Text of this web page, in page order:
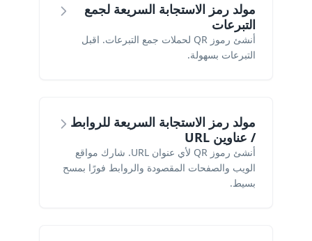
مولد رمز الاستجابة السريعة لجمع
التبرعات
أنشئ رموز QR لحملات جمع التبرعات. اقبل
التبرعات بسهولة.
مولد رمز الاستجابة السريعة للروابط
/ عناوين URL
أنشئ رموز QR لأي عنوان URL. شارك مواقع
الويب والصفحات المقصودة والروابط فورًا بمسح
بسيط.